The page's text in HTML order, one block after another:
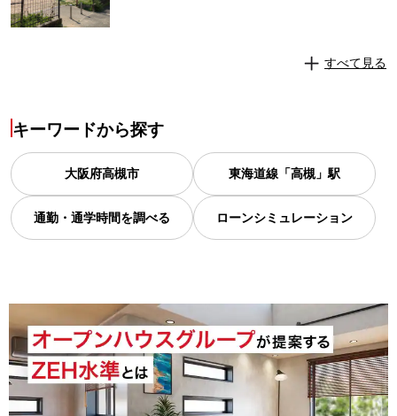
すべて見る
キーワードから探す
大阪府高槻市 東海道線「高槻」駅
通勤・通学時間を調べる ローンシミュレーション